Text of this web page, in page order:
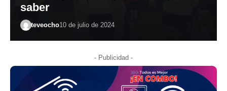
saber
teveocho10 de julio de 2024
- Publicidad -